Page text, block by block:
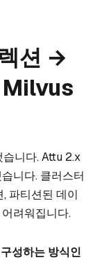
션 →
Milvus
니다. Attu 2.x
니다. 클러스터
파티션된 데이
려워집니다.
성하는 방식인